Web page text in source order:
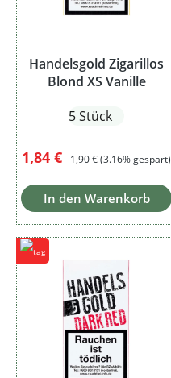
Handelsgold Zigarillos
Blond XS Vanille
5 Stück
Verkaufspreis:
1,84 € Regulärer Preis:
1,90 €(3.16% gespart)
In den Warenkorb